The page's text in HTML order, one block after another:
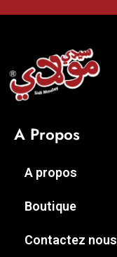
A Propos
A propos
Boutique
Contactez nous